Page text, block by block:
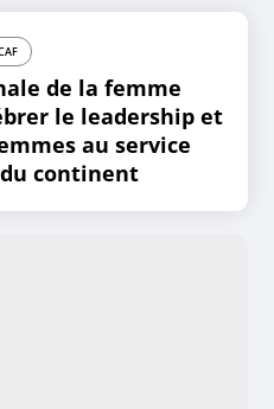
de la femme
le leadership et
au service
continent